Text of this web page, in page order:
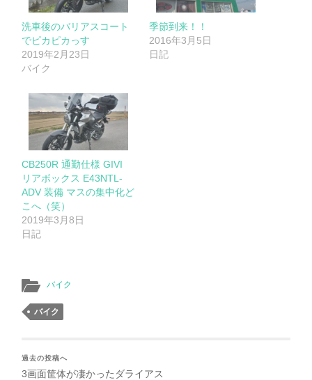
洗車後のバリアスコート
でピカピカっす
2019年2月23日
バイク
季節到来！！
2016年3月5日
日記
CB250R 通勤仕様 GIVI
リアボックス E43NTL-
ADV 装備 マスの集中化ど
こへ（笑）
2019年3月8日
日記
バイク
バイク
過去の投稿へ
3画面筐体が凄かったダライアス